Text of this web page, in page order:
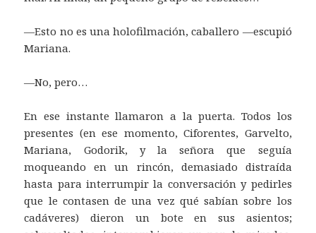
—Esto no es una holofilmación, caballero —escupió
Mariana.
—No, pero…
En ese instante llamaron a la puerta. Todos los
presentes (en ese momento, Ciforentes, Garvelto,
Mariana, Godorik, y la señora que seguía
moqueando en un rincón, demasiado distraída
hasta para interrumpir la conversación y pedirles
que le contasen de una vez qué sabían sobre los
cadáveres) dieron un bote en sus asientos;